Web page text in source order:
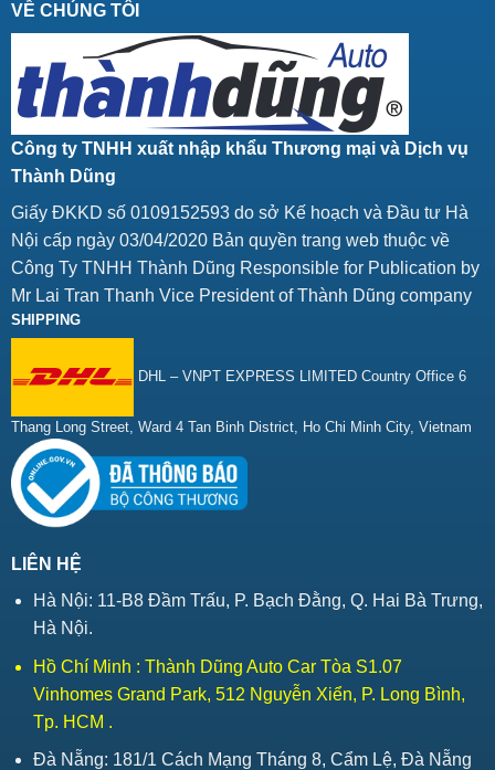
VỀ CHÚNG TÔI
Công ty TNHH xuất nhập khẩu Thương mại và Dịch vụ
Thành Dũng
Giấy ĐKKD số 0109152593 do sở Kế hoạch và Đầu tư Hà
Nội cấp ngày 03/04/2020 Bản quyền trang web thuộc về
Công Ty TNHH Thành Dũng Responsible for Publication by
Mr Lai Tran Thanh Vice President of Thành Dũng company
SHIPPING
DHL – VNPT EXPRESS LIMITED Country Office 6
Thang Long Street, Ward 4 Tan Binh District, Ho Chi Minh City, Vietnam
LIÊN HỆ
Hà Nội: 11-B8 Đầm Trấu, P. Bạch Đằng, Q. Hai Bà Trưng,
Hà Nội.
Hồ Chí Minh : Thành Dũng Auto Car Tòa S1.07
Vinhomes Grand Park, 512 Nguyễn Xiển, P. Long Bình,
Tp. HCM .
Đà Nẵng: 181/1 Cách Mạng Tháng 8, Cẩm Lệ, Đà Nẵng